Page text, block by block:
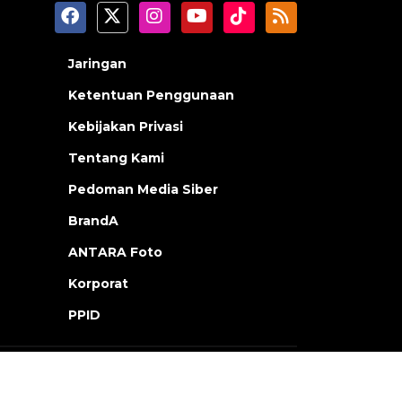
Jaringan
Ketentuan Penggunaan
Kebijakan Privasi
Tentang Kami
Pedoman Media Siber
BrandA
ANTARA Foto
Korporat
PPID